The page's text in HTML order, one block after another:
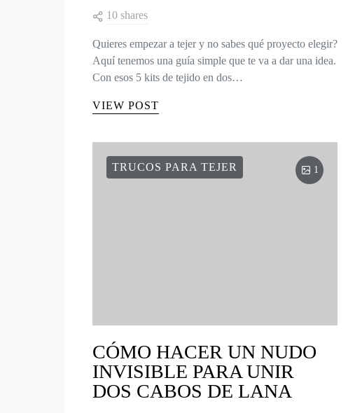
10 shares
Quieres empezar a tejer y no sabes qué proyecto elegir?
Aquí tenemos una guía simple que te va a dar una idea.
Con esos 5 kits de tejido en dos…
VIEW POST
TRUCOS PARA TEJER 1
CÓMO HACER UN NUDO
INVISIBLE PARA UNIR
DOS CABOS DE LANA